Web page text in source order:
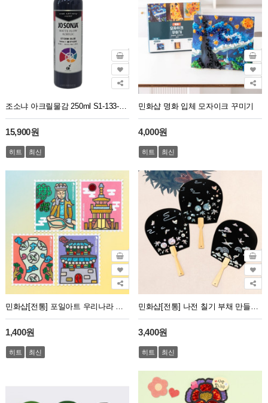
조소냐 아크릴물감 250ml S1-133-Storm Blue 스톰 블루
15,900원
히트 최신
민화샵 명화 입체 모자이크 꾸미기
4,000원
히트 최신
1,400원
히트 최신
3,400원
히트 최신